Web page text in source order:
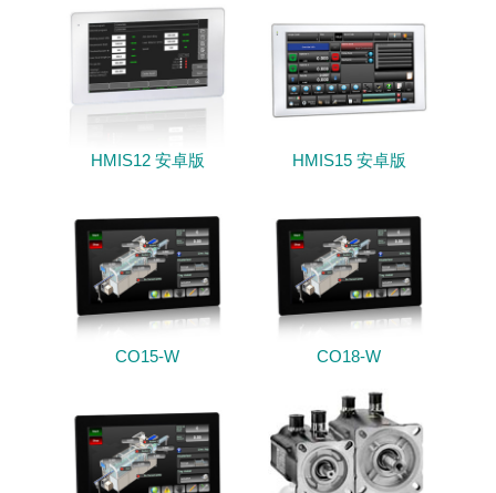
HMIS12 安卓版 HMIS15 安卓版
CO15-W CO18-W